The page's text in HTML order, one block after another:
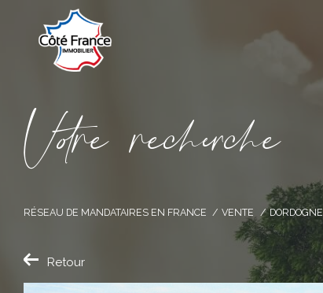
Vore recece
RÉSEAU DE MANDATAIRES EN FRANCE VENTE DORDOGNE
Retour